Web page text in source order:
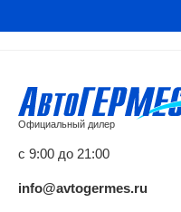
Официальный дилер
с 9:00 до 21:00
info@avtogermes.ru